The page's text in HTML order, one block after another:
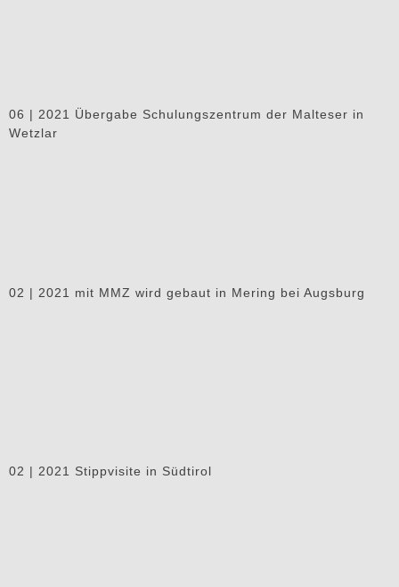
06 | 2021 Übergabe Schulungszentrum der Malteser in
Wetzlar
02 | 2021 mit MMZ wird gebaut in Mering bei Augsburg
02 | 2021 Stippvisite in Südtirol